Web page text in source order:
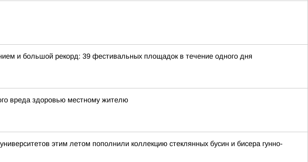
и большой рекорд: 39 фестивальных площадок в течение одного дня
вреда здоровью местному жителю
этим летом пополнили коллекцию стеклянных бусин и бисера гунно-